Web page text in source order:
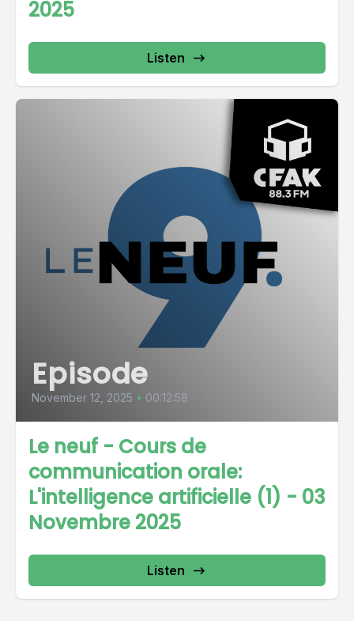
2025
Listen
Episode
November 12, 2025 • 00:12:58
Le neuf - Cours de
communication orale:
L'intelligence artificielle (1) - 03
Novembre 2025
Listen